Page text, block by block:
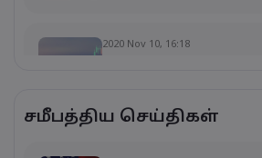
2020 Nov 10, 16:18
சமீபத்திய செய்திகள்